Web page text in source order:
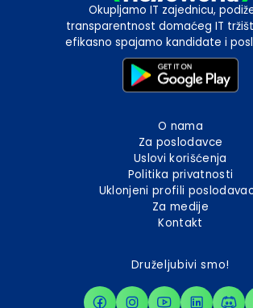
Okupljamo IT zajednicu,
transparentnost domaćeg IT
efikasno spajamo kandidate i
O nama
Za poslodavce
Uslovi korišćenja
Politika privatnosti
Uklonjeni profili
Za medije
Kontakt
Druželjubivi smo!